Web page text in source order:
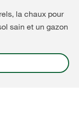
la chaux pour
sain et un gazon